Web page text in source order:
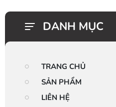
DANH MỤC
TRANG CHỦ
SẢN PHẨM
LIÊN HỆ